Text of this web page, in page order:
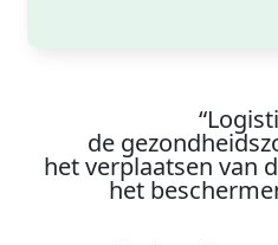
de
hetverplaatsen van
het